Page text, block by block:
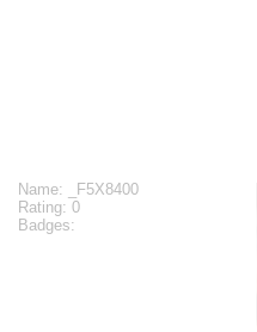
Name: _F5X8400
Rating: 0
Badges: